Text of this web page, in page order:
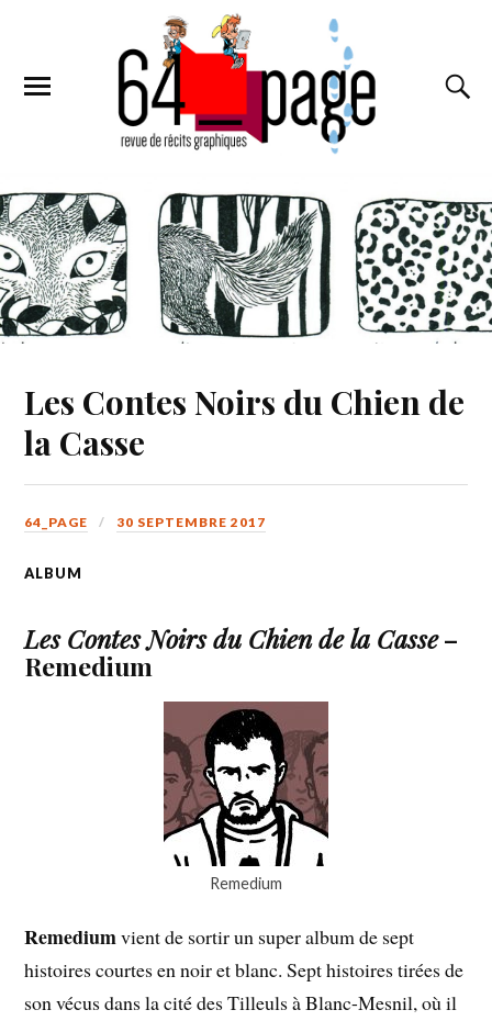
Les Contes Noirs du Chien de
la Casse
64_PAGE 30 SEPTEMBRE 2017
ALBUM
Les Contes Noirs du Chien de la Casse–
Remedium
Remedium
Remediumvient de sortir un super album de sept
histoires courtes en noir et blanc. Sept histoires tirées de
son vécus dans la cité des Tilleuls à Blanc-Mesnil, où il